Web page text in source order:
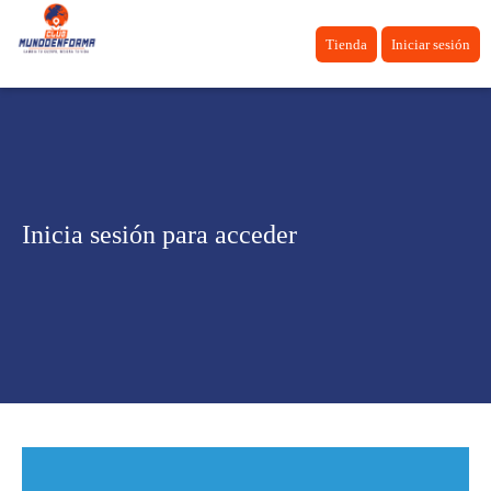
Tienda Iniciar sesión
Inicia sesión para acceder